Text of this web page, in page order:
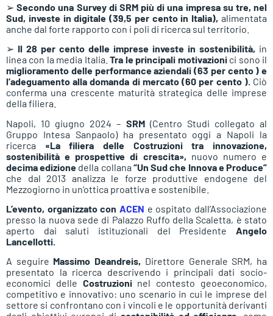
➢Secondo una Survey di SRM più di una impresa su tre, nel
Sud, investe in digitale (39,5 per cento in Italia), alimentata
anche dal forte rapporto con i poli di ricerca sul territorio.
➢ Il 28 per cento delle imprese investe in sostenibilità, in
linea con la media Italia.Tra le principali motivazionici sono il
miglioramento delle performance aziendali (63 per cento ) e
l’adeguamento alla domanda di mercato (60 per cento ).Ciò
conferma una crescente maturità strategica delle imprese
della filiera.
Napoli, 10 giugno 2024 – SRM(Centro Studi collegato al
Gruppo Intesa Sanpaolo) ha presentato oggi a Napoli la
ricerca «La filiera delle Costruzioni tra innovazione,
sostenibilità e prospettive di crescita», nuovo numero e
decima edizione della collana “Un Sud che Innova e Produce”
che dal 2013 analizza le forze produttive endogene del
Mezzogiorno in un’ottica proattiva e sostenibile.
L’evento, organizzato con ACEN e ospitato dall’Associazione
presso la nuova sede di Palazzo Ruffo della Scaletta, è stato
aperto dai saluti istituzionali del Presidente Angelo
Lancellotti.
A seguire Massimo Deandreis, Direttore Generale SRM, ha
presentato la ricerca descrivendo i principali dati socio-
economici delle Costruzioninel contesto geoeconomico,
competitivo e innovativo: uno scenario in cui le imprese del
settore si confrontano con i vincoli e le opportunità derivanti